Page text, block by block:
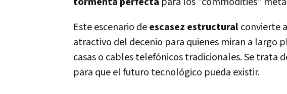
Este escenario deescasez estructuralconvierte
atractivo del decenio para quienes miran a largo
casas o cables telefónicos tradicionales. Se trata
para que el futuro tecnológico pueda existir.